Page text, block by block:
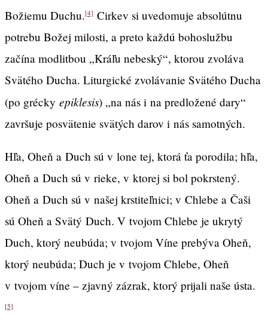
Božiemu Duchu.[4] Cirkev si uvedomuje absolútnu
potrebu Božej milosti, a preto každú bohoslužbu
začína modlitbou „Kráľu nebeský“, ktorou zvoláva
Svätého Ducha. Liturgické zvolávanie Svätého Ducha
(po grécky epiklesis) „na nás i na predložené dary“
završuje posvätenie svätých darov i nás samotných.
Hľa, Oheň a Duch sú v lone tej, ktorá ťa porodila; hľa,
Oheň a Duch sú v rieke, v ktorej si bol pokrstený.
Oheň a Duch sú v našej krstiteľnici; v Chlebe a Čaši
sú Oheň a Svätý Duch. V tvojom Chlebe je ukrytý
Duch, ktorý neubúda; v tvojom Víne prebýva Oheň,
ktorý neubúda; Duch je v tvojom Chlebe, Oheň
v tvojom víne – zjavný zázrak, ktorý prijali naše ústa.
[5]